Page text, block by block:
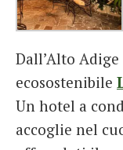
Dall’Alto
ecosostenibile
Un hotel a
accoglie nel